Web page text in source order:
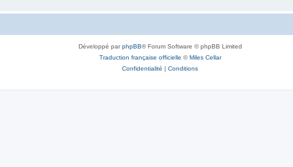
Développé parphpBB® Forum Software © phpBB Limited
Traduction française officielle ©Miles Cellar
Confidentialité | Conditions